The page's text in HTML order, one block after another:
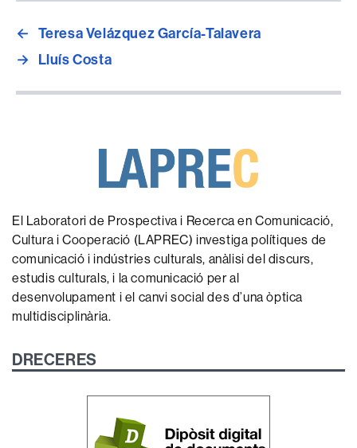
← Teresa Velázquez García-Talavera
→ Lluís Costa
El Laboratori de Prospectiva i Recerca en Comunicació,
Cultura i Cooperació (LAPREC) investiga polítiques de
comunicació i indústries culturals, anàlisi del discurs,
estudis culturals, i la comunicació per al
desenvolupament i el canvi social des d’una òptica
multidisciplinària.
DRECERES